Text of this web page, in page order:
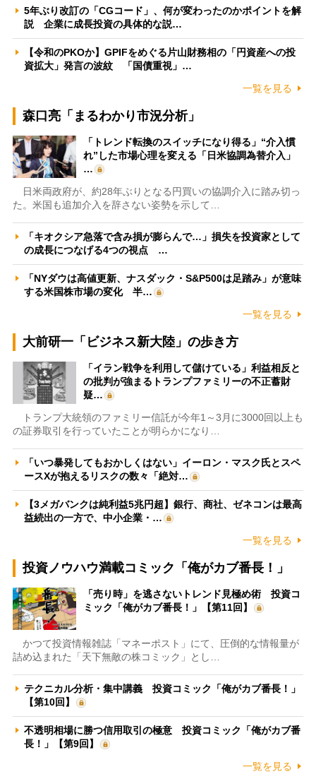
5年ぶり改訂の「CGコード」、何が変わったのかポイントを解
説 企業に成長投資の具体的な説…
【令和のPKOか】GPIFをめぐる片山財務相の「円資産への投
資拡大」発言の波紋 「国債重視」…
一覧を見る
森口亮「まるわかり市況分析」
「トレンド転換のスイッチになり得る」“介入慣
れ”した市場心理を変える「日米協調為替介入」
…
日米両政府が、約28年ぶりとなる円買いの協調介入に踏み切っ
た。米国も追加介入を辞さない姿勢を示して…
「キオクシア急落で含み損が膨らんで…」損失を投資家として
の成長につなげる4つの視点 …
「NYダウは高値更新、ナスダック・S&P500は足踏み」が意味
する米国株市場の変化 半…
一覧を見る
大前研一「ビジネス新大陸」の歩き方
「イラン戦争を利用して儲けている」利益相反と
の批判が強まるトランプファミリーの不正蓄財
疑…
トランプ大統領のファミリー信託が今年1～3月に3000回以上も
の証券取引を行っていたことが明らかになり…
「いつ暴発してもおかしくはない」イーロン・マスク氏とスペ
ースXが抱えるリスクの数々「絶対…
【3メガバンクは純利益5兆円超】銀行、商社、ゼネコンは最高
益続出の一方で、中小企業・…
一覧を見る
投資ノウハウ満載コミック「俺がカブ番長！」
「売り時」を逃さないトレンド見極め術 投資コ
ミック「俺がカブ番長！」【第11回】
かつて投資情報雑誌「マネーポスト」にて、圧倒的な情報量が
詰め込まれた「天下無敵の株コミック」とし…
テクニカル分析・集中講義 投資コミック「俺がカブ番長！」
【第10回】
不透明相場に勝つ信用取引の極意 投資コミック「俺がカブ番
長！」【第9回】
一覧を見る